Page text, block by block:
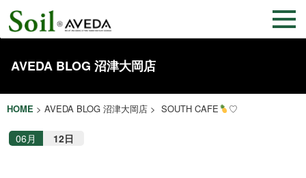
AVEDA BLOG 沼津大岡店
HOME > AVEDA BLOG 沼津大岡店 > SOUTH CAFE ♡
06月 12日